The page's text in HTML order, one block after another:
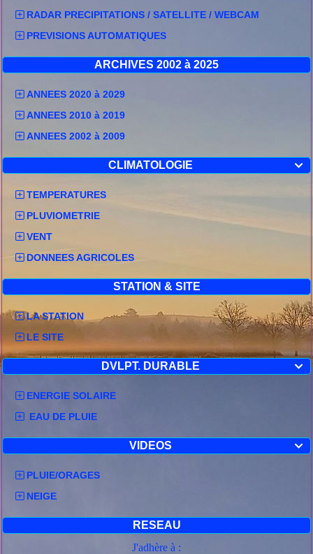
RADAR PRECIPITATIONS / SATELLITE / WEBCAM
PREVISIONS AUTOMATIQUES
ARCHIVES 2002 à 2025
ANNEES 2020 à 2029
ANNEES 2010 à 2019
ANNEES 2002 à 2009

CLIMATOLOGIE
TEMPERATURES
PLUVIOMETRIE
VENT
DONNEES AGRICOLES
STATION & SITE
LA STATION
LE SITE

DVLPT. DURABLE
ENERGIE SOLAIRE
EAU DE PLUIE

VIDEOS
PLUIE/ORAGES
NEIGE
RESEAU
J'adhère à :